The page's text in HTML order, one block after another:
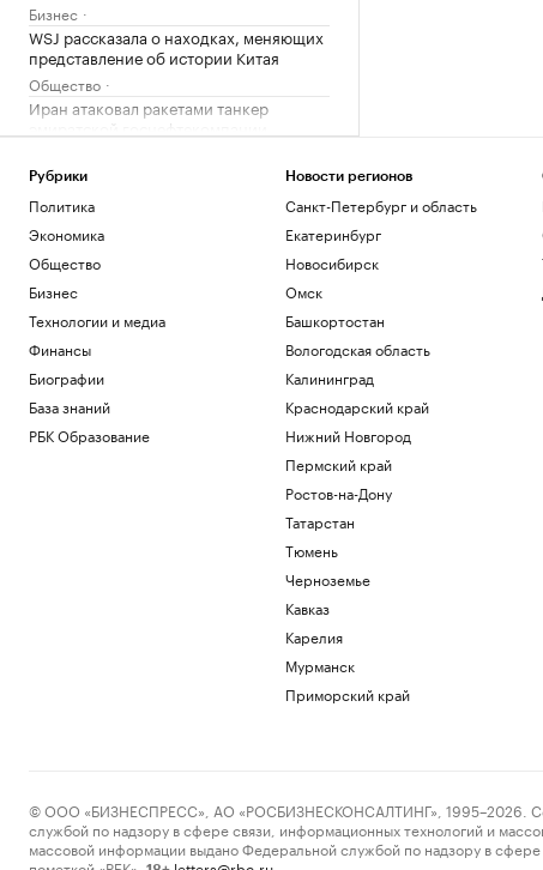
Бизнес
WSJ рассказала о находках, меняющих
представление об истории Китая
Общество
Иран атаковал ракетами танкер
эмиратской госнефтекомпании
Российские военные ударили по целям
в портах Николаев и Одесса
Политика
В Болгарии назвали упавший
беспилотник украинским
Политика
Что нового построят на Ходынском
поле
Гастрогиды по России: от аутентичных
ферм и ресторанов до отелей
РБК и РСХБ
«Балтика» обыграла «Крылья Советов»
помощи Украине на «европейском
Рубрики
Политика
Экономика
Общество
Бизнес
Технологии и медиа
Финансы
Биографии
База знаний
РБК Образование
Новости регионов
Санкт-Петербург и область
Екатеринбург
Новосибирск
Омск
Башкортостан
Вологодская область
Калининград
Краснодарский край
Нижний Новгород
Пермский край
Ростов-на-Дону
Татарстан
Тюмень
Черноземье
Кавказ
Карелия
Мурманск
Приморский край
© ООО «БИЗНЕСПРЕСС», АО «РОСБИЗНЕСКОНСАЛТИНГ», 1995–2026.
службой по надзору в сфере связи, информационных технологий и
массовой информации выдано Федеральной службой по надзору в